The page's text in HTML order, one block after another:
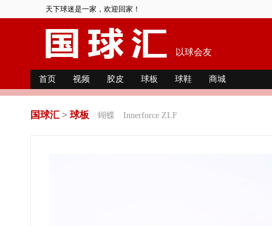
天下球迷是一家，欢迎回家！
以球会友
首页 视频 胶皮 球板 球鞋 商城
国球汇 > 球板 蝴蝶 Innerforce ZLF